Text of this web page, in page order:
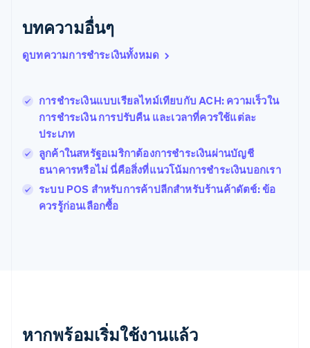
บทความอื่นๆ
ดูบทความการชำระเงินทั้งหมด
การชำระเงินแบบเรียลไทม์เทียบกับ ACH: ความเร็วใน
การชำระเงิน การปรับคืน และเวลาที่ควรใช้แต่ละ
ประเภท
ลูกค้าในสหรัฐอเมริกาต้องการชำระเงินผ่านบัญชี
ธนาคารหรือไม่ นี่คือสิ่งที่แนวโน้มการชำระเงินบอกเรา
ระบบ POS สำหรับการค้าปลีกสำหรับร้านค้าดัตช์: ข้อ
ควรรู้ก่อนเลือกซื้อ
หากพร้อมเริ่มใช้งานแล้ว
NederlandsFrançais
Português English
ฝรั่งเศส
FrançaisEnglish
ฟินแลนด์
มอลตา
English
มาเลเซีย
简体中文
เม็กซิโก
ลักเซมเบิร์ก
Français Deutsch English